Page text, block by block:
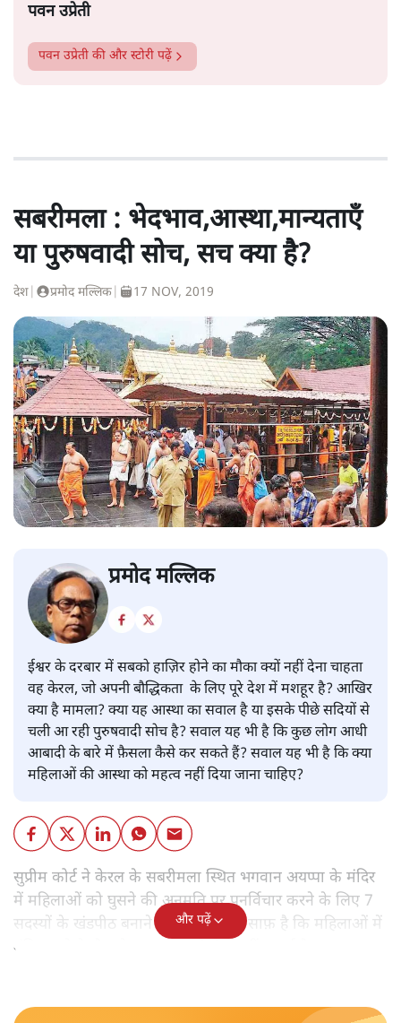
पवन उप्रेती
पवन उप्रेती की और स्टोरी पढ़ें
सबरीमला : भेदभाव,आस्था,मान्यताएँ
या पुरुषवादी सोच, सच क्या है?
देश प्रमोद मल्लिक 17 NOV, 2019
प्रमोद मल्लिक
ईश्वर के दरबार में सबको हाज़िर होने का मौका क्यों नहीं देना चाहता
वह केरल, जो अपनी बौद्धिकता के लिए पूरे देश में मशहूर है? आखिर
क्या है मामला? क्या यह आस्था का सवाल है या इसके पीछे सदियों से
चली आ रही पुरुषवादी सोच है? सवाल यह भी है कि कुछ लोग आधी
आबादी के बारे में फ़ैसला कैसे कर सकते हैं? सवाल यह भी है कि क्या
महिलाओं की आस्था को महत्व नहीं दिया जाना चाहिए?
सुप्रीम कोर्ट ने केरल के सबरीमला स्थित भगवान अयप्पा के मंदिर
में महिलाओं को घुसने की अनुमति पर पुनर्विचार करने के लिए 7
सदस्यों के खंडपीठ बनाने को कहा। इससे साफ़ है कि महिलाओं में
मंदिर जाने के फ़ैसले पर सरकार ने रोक नहीं लगाई है।
और पढ़ें